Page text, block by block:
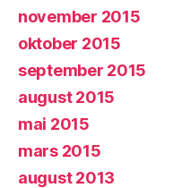
november 2015
oktober 2015
september 2015
august 2015
mai 2015
mars 2015
august 2013